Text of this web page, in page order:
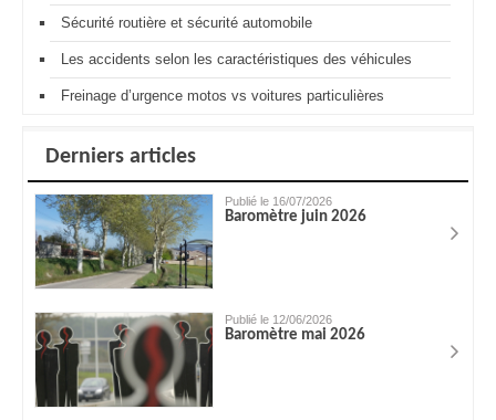
Sécurité routière et sécurité automobile
Les accidents selon les caractéristiques des véhicules
Freinage d’urgence motos vs voitures particulières
Derniers articles
Publié le 16/07/2026
Baromètre juin 2026
Publié le 12/06/2026
Baromètre mai 2026